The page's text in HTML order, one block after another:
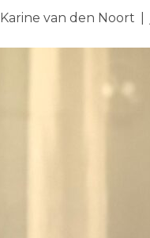
Karine van den Noort